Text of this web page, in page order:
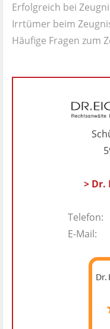
Erfolgreich bei
Irrtümer beim
Häufige Fragen zum
> Dr.
Telefon:
E-Mail: